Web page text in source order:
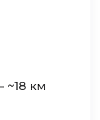
км